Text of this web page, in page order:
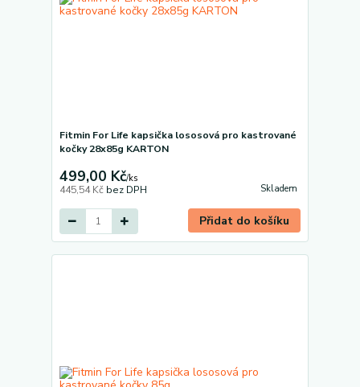
Fitmin For Life kapsička lososová pro kastrované
kočky 28x85g KARTON
499,00 Kč/ks
445,54 Kč bez DPH Skladem
Přidat do košíku